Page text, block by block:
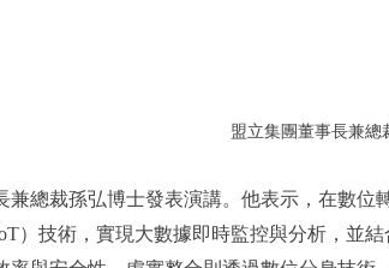
盟立集團董事長兼總
兼總裁孫弘博士發表演講。他表示，在數
）技術，實現大數據即時監控與分析，並